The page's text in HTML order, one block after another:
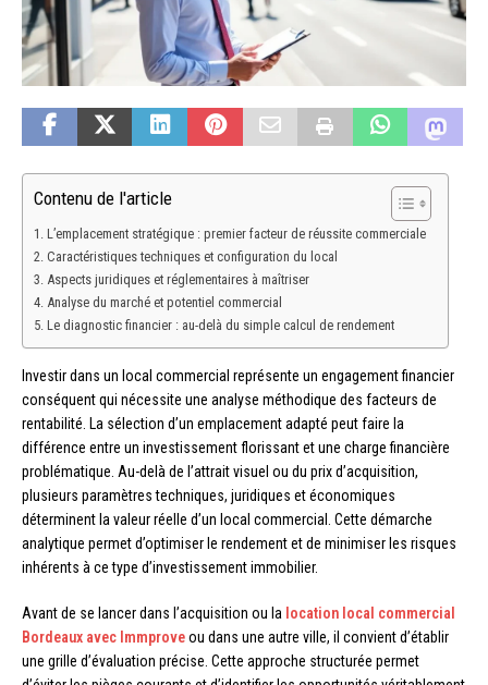
Contenu de l'article
L’emplacement stratégique : premier facteur de réussite commerciale
Caractéristiques techniques et configuration du local
Aspects juridiques et réglementaires à maîtriser
Analyse du marché et potentiel commercial
Le diagnostic financier : au-delà du simple calcul de rendement
Investir dans un local commercial représente un engagement financier
conséquent qui nécessite une analyse méthodique des facteurs de
rentabilité. La sélection d’un emplacement adapté peut faire la
différence entre un investissement florissant et une charge financière
problématique. Au-delà de l’attrait visuel ou du prix d’acquisition,
plusieurs paramètres techniques, juridiques et économiques
déterminent la valeur réelle d’un local commercial. Cette démarche
analytique permet d’optimiser le rendement et de minimiser les risques
inhérents à ce type d’investissement immobilier.
Avant de se lancer dans l’acquisition ou la location local commercial
Bordeaux avec Immproveou dans une autre ville, il convient d’établir
une grille d’évaluation précise. Cette approche structurée permet